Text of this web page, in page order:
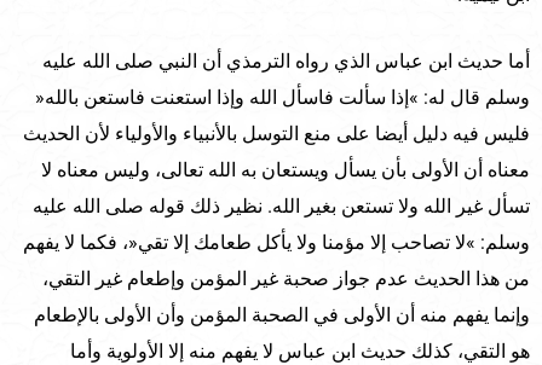
أما حديث ابن عباس الذي رواه الترمذي أن النبي صلى الله عليه
وسلم قال له: »إذا سألت فاسأل الله وإذا استعنت فاستعن بالله«
فليس فيه دليل أيضا على منع التوسل بالأنبياء والأولياء لأن الحديث
معناه أن الأولى بأن يسأل ويستعان به الله تعالى، وليس معناه لا
تسأل غير الله ولا تستعن بغير الله. نظير ذلك قوله صلى الله عليه
وسلم: »لا تصاحب إلا مؤمنا ولا يأكل طعامك إلا تقي«، فكما لا يفهم
من هذا الحديث عدم جواز صحبة غير المؤمن وإطعام غير التقي،
وإنما يفهم منه أن الأولى في الصحبة المؤمن وأن الأولى بالإطعام
هو التقي، كذلك حديث ابن عباس لا يفهم منه إلا الأولوية وأما